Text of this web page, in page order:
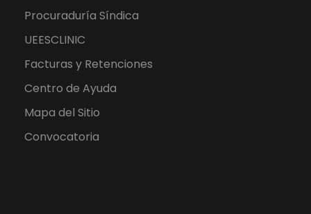
Procuraduría Síndica
UEESCLINIC
Facturas y Retenciones
Centro de Ayuda
Mapa del Sitio
Convocatoria